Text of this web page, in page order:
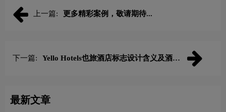
上一篇: 更多精彩案例，敬请期待...
下一篇:
Yello Hotels也旅酒店标志设计含义及酒店
最新文章